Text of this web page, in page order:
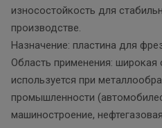
износостойкость для
производстве.
Назначение: пластина для
Область применения: широкая
используется при
промышленности
машиностроение,